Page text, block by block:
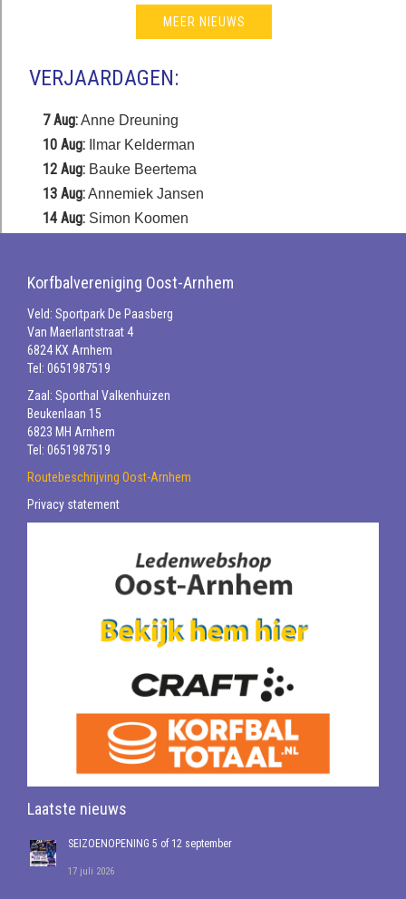
MEER NIEUWS
VERJAARDAGEN:
7 Aug:Anne Dreuning
10 Aug: Ilmar Kelderman
12 Aug: Bauke Beertema
13 Aug:Annemiek Jansen
14 Aug: Simon Koomen
Korfbalvereniging Oost-Arnhem
Veld: Sportpark De Paasberg
Van Maerlantstraat 4
6824 KX Arnhem
Tel: 0651987519
Zaal: Sporthal Valkenhuizen
Beukenlaan 15
6823 MH Arnhem
Tel: 0651987519
Routebeschrijving Oost-Arnhem
Privacy statement
Laatste nieuws
SEIZOENOPENING 5 of 12 september
17 juli 2026